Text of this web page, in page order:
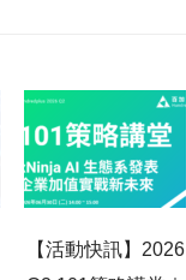
【活動快訊】2026